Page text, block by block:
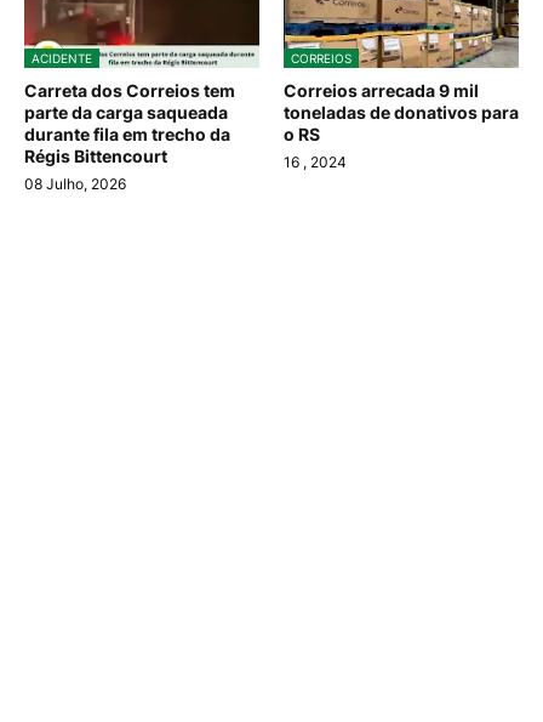
ACIDENTE
Carreta dos Correios tem
parte da carga saqueada
durante fila em trecho da
Régis Bittencourt
08 Julho, 2026
CORREIOS
Correios arrecada 9 mil
toneladas de donativos para
o RS
16 , 2024